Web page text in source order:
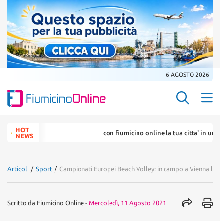
6 AGOSTO 2026
Search
for:HOT
NEWS
con fiumicino online la tua citta' in un ... click
Articoli / Sport / Campionati Europei Beach Volley: in campo a Vienna
Scritto da Fiumicino Online - Mercoledì, 11 Agosto 2021